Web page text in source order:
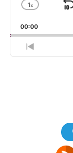
Change
1x
00:00
Previous